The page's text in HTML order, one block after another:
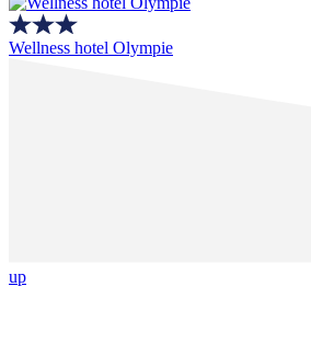
Wellness hotel Olympie
up